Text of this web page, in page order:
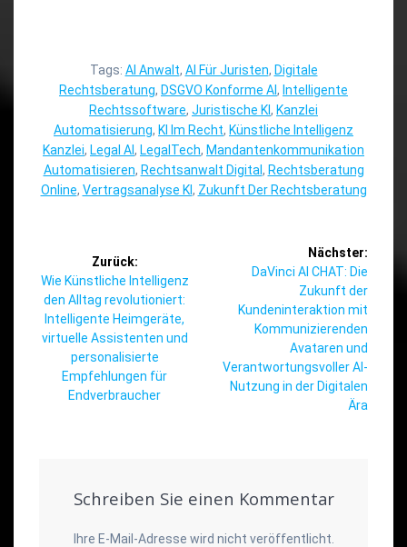
Tags: AI Anwalt, AI Für Juristen, Digitale
Rechtsberatung, DSGVO Konforme AI, Intelligente
Rechtssoftware, Juristische KI, Kanzlei
Automatisierung, KI Im Recht, Künstliche Intelligenz
Kanzlei, Legal AI, LegalTech, Mandantenkommunikation
Automatisieren, Rechtsanwalt Digital, Rechtsberatung
Online, Vertragsanalyse KI, Zukunft Der Rechtsberatung
Zurück:
Vorheriger
Beitrag:
Wie Künstliche Intelligenz
den Alltag revolutioniert:
Intelligente Heimgeräte,
virtuelle Assistenten und
personalisierte
Empfehlungen für
Endverbraucher
Nächster:
Nächster
DaVinci AI CHAT: Die
Zukunft der
Kundeninteraktion mit
Kommunizierenden
Avataren und
Verantwortungsvoller AI-
Nutzung in der Digitalen
Ära
Schreiben Sie einen Kommentar
Ihre E-Mail-Adresse wird nicht veröffentlicht.